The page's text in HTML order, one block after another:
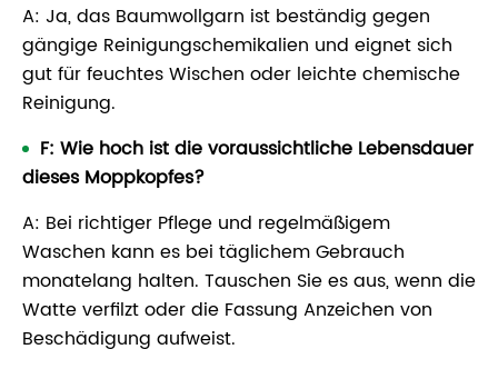
A: Ja, das Baumwollgarn ist beständig gegen
gängige Reinigungschemikalien und eignet sich
gut für feuchtes Wischen oder leichte chemische
Reinigung.
F: Wie hoch ist die voraussichtliche Lebensdauer
dieses Moppkopfes?
A: Bei richtiger Pflege und regelmäßigem
Waschen kann es bei täglichem Gebrauch
monatelang halten. Tauschen Sie es aus, wenn die
Watte verfilzt oder die Fassung Anzeichen von
Beschädigung aufweist.